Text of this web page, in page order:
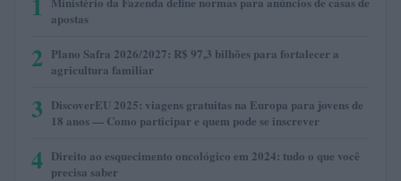
apostas
2 Plano Safra 2026/2027: R$ 97,3 bilhões para fortalecer a
agricultura familiar
3 DiscoverEU 2025: viagens gratuitas na Europa para jovens de
18 anos — Como participar e quem pode se inscrever
4 Direito ao esquecimento oncológico em 2024: tudo o que você
precisa saber